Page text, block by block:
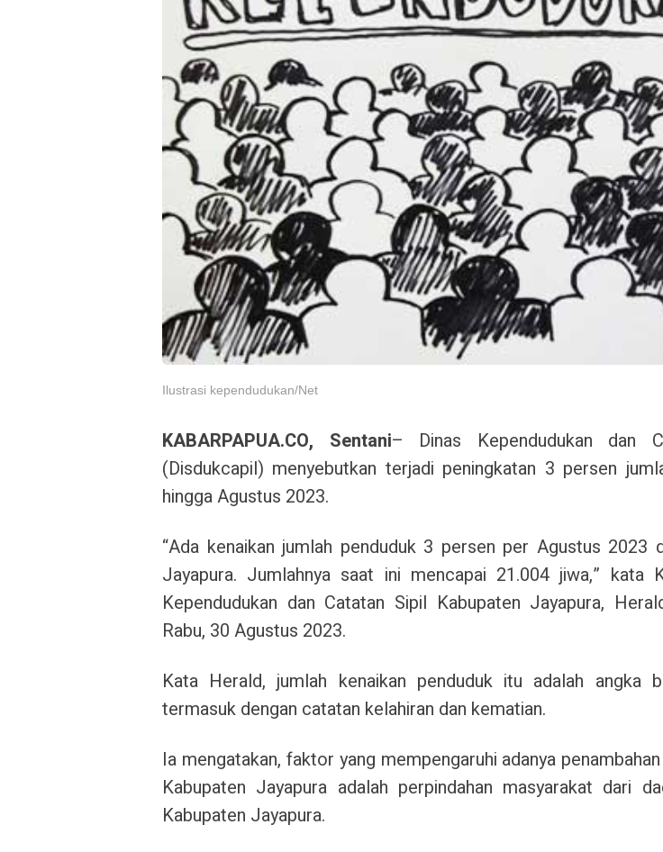
Ilustrasi kependudukan/Net
KABARPAPUA.CO, Sentani– Dinas Kependudukan dan
(Disdukcapil) menyebutkan terjadi peningkatan 3 persen
hingga Agustus 2023.
“Ada kenaikan jumlah penduduk 3 persen per Agustus 2023
Jayapura. Jumlahnya saat ini mencapai 21.004 jiwa,” kata
Kependudukan dan Catatan Sipil Kabupaten Jayapura,
Rabu, 30 Agustus 2023.
Kata Herald, jumlah kenaikan penduduk itu adalah angka
termasuk dengan catatan kelahiran dan kematian.
Ia mengatakan, faktor yang mempengaruhi adanya
Kabupaten Jayapura adalah perpindahan masyarakat dari
Kabupaten Jayapura.